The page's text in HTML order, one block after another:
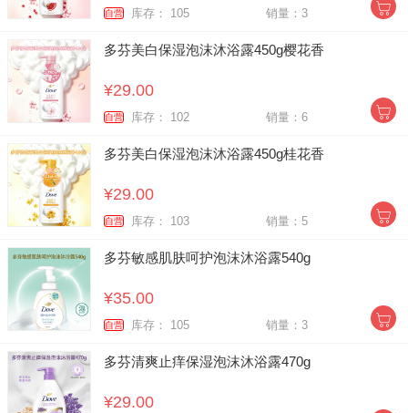
自营 库存： 105 销量：3
多芬美白保湿泡沫沐浴露450g樱花香
¥29.00
自营 库存： 102 销量：6
多芬美白保湿泡沫沐浴露450g桂花香
¥29.00
自营 库存： 103 销量：5
多芬敏感肌肤呵护泡沫沐浴露540g
¥35.00
自营 库存： 105 销量：3
多芬清爽止痒保湿泡沫沐浴露470g
¥29.00